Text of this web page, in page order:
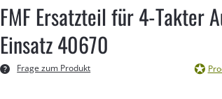
FMF Ersatzteil für 4-Takter
Einsatz 40670
Frage zum Produkt